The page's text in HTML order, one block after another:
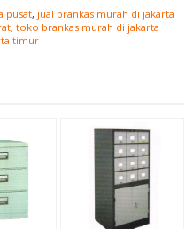
pusat, jual brankas murah di jakarta
, toko brankas murah di jakarta
timur